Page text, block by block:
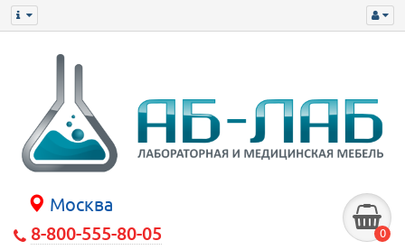
Москва
8-800-555-80-05 0